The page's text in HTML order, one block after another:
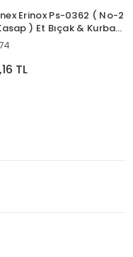
Erinox Ps-0362 ( No-2
) Et Bıçak & Kurban
Ahşap Görünüm Plastik
TL